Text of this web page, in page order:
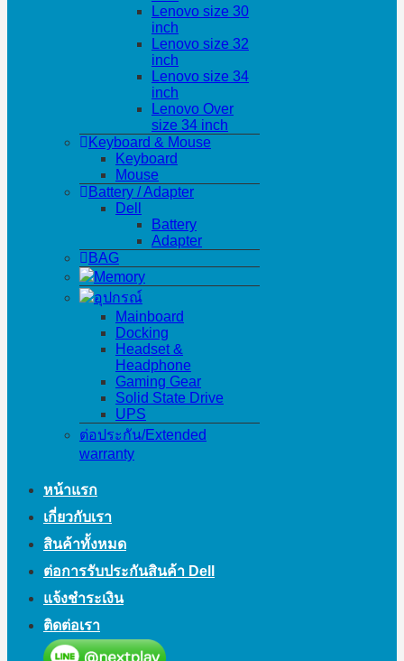
Lenovo size 30
inch
Lenovo size 32
inch
Lenovo size 34
inch
Lenovo Over
size 34 inch
Keyboard & Mouse
Keyboard
Mouse
Battery / Adapter
Dell
Battery
Adapter
BAG
Memory
อุปกรณ์
Mainboard
Docking
Headset &
Headphone
Gaming Gear
Solid State Drive
UPS
ต่อประกัน/Extended
warranty
หน้าแรก
เกี่ยวกับเรา
สินค้าทั้งหมด
ต่อการรับประกันสินค้า Dell
แจ้งชำระเงิน
ติดต่อเรา